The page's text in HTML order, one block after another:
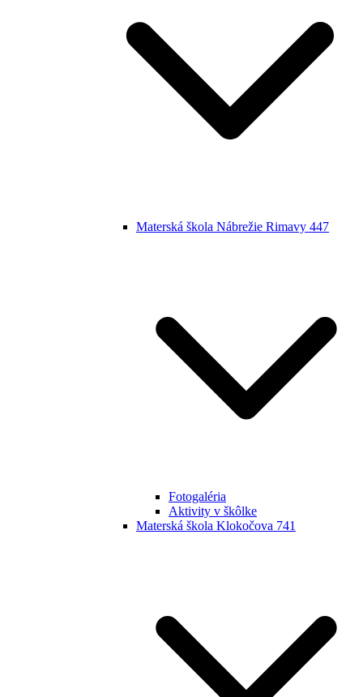
Materská škola Nábrežie Rimavy 447
Fotogaléria
Aktivity v škôlke
Materská škola Klokočova 741